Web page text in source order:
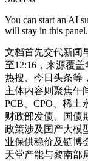
You can start an AI
will stay in this panel.
文档首先交代新闻
至12:16，来源覆
热搜、今日头条等
主体内容则聚焦午
PCB、CPO、稀土
财政部发债、国债
政策涉及国产大模
业保供稳价及链博
天堂产能与黎南部